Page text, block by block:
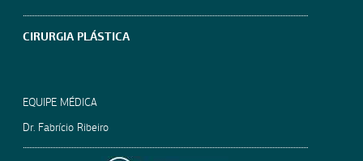
CIRURGIA PLÁSTICA
EQUIPE MÉDICA
Dr. Fabrício Ribeiro